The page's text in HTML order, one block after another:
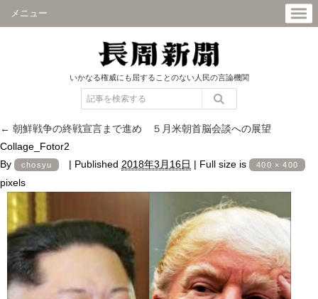
メニュー
いかなる権威にも屈することのない人民の言論機関
← 朝鮮戦争の終戦宣言まで進め ５月米朝首脳会談への展望
Collage_Fotor2
By
chosyu | Published 2018年3月16日 | Full size is 400 × 400
pixels